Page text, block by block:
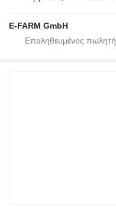
E-FARM GmbH